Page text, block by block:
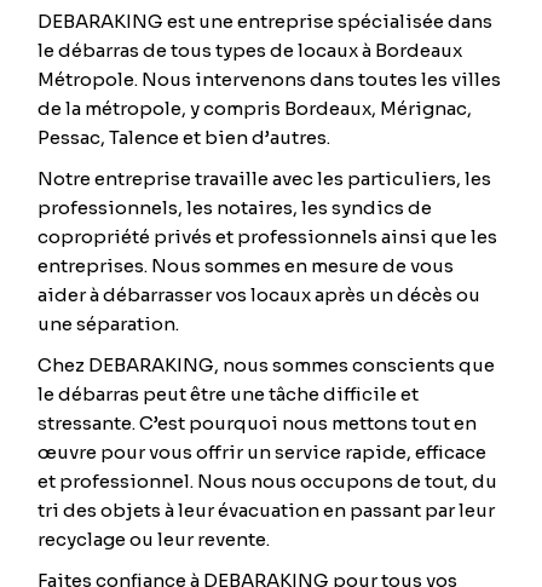
DEBARAKING est une entreprise spécialisée dans
le débarras de tous types de locaux à Bordeaux
Métropole. Nous intervenons dans toutes les villes
de la métropole, y compris Bordeaux, Mérignac,
Pessac, Talence et bien d’autres.
Notre entreprise travaille avec les particuliers, les
professionnels, les notaires, les syndics de
copropriété privés et professionnels ainsi que les
entreprises. Nous sommes en mesure de vous
aider à débarrasser vos locaux après un décès ou
une séparation.
Chez DEBARAKING, nous sommes conscients que
le débarras peut être une tâche difficile et
stressante. C’est pourquoi nous mettons tout en
œuvre pour vous offrir un service rapide, efficace
et professionnel. Nous nous occupons de tout, du
tri des objets à leur évacuation en passant par leur
recyclage ou leur revente.
Faites confiance à DEBARAKING pour tous vos